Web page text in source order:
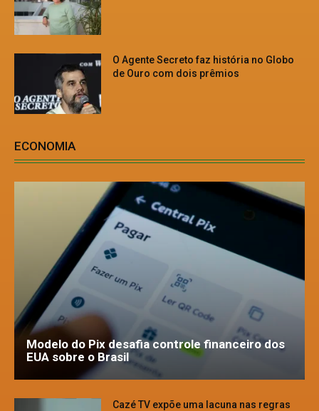
O Agente Secreto faz história no Globo
de Ouro com dois prêmios
ECONOMIA
Modelo do Pix desafia controle financeiro dos
EUA sobre o Brasil
Cazé TV expõe uma lacuna nas regras